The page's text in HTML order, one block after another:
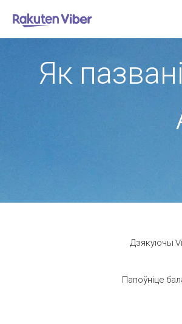
Як
Дзякуючы
Папоўніце